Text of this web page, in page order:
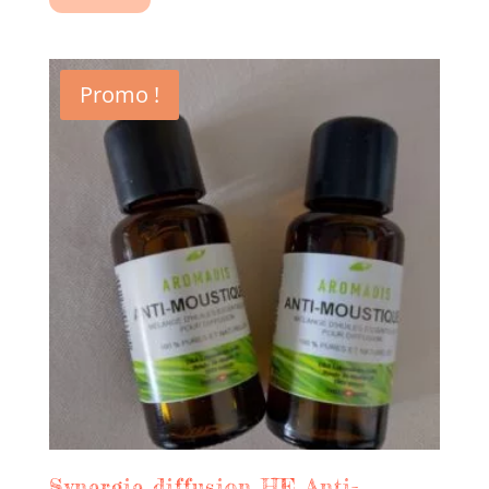
Promo !